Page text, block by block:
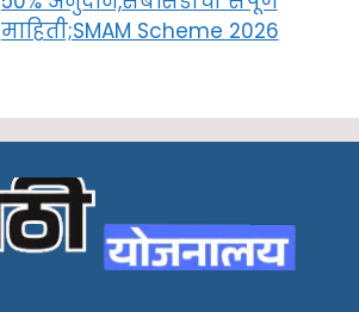
माहिती;SMAM Scheme 2026